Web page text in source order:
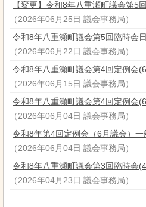
【変更】令和8年八重瀬町議会第5
（2026年06月25日 議会事務局 ）
令和8年八重瀬町議会第5回臨時会
（2026年06月22日 議会事務局 ）
令和8年八重瀬町議会第4回定例会
（2026年06月15日 議会事務局 ）
令和8年八重瀬町議会第4回定例会
（2026年06月04日 議会事務局 ）
令和8年第4回定例会（6月議会）一
（2026年06月04日 議会事務局 ）
令和8年八重瀬町議会第3回臨時会
（2026年04月23日 議会事務局 ）